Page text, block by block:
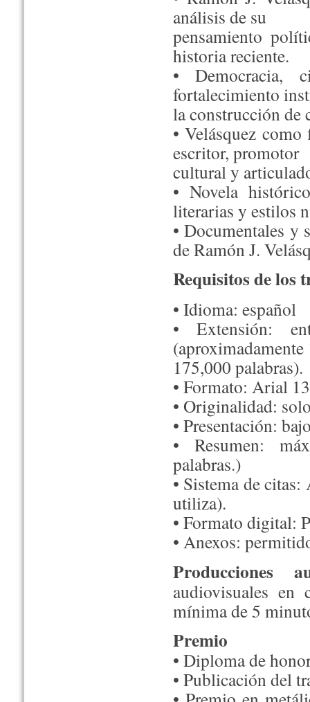
análisis de su
pensamiento
historia reciente.
• Democracia,
fortalecimiento
la construcción de
• Velásquez
escritor, promotor
cultural y
• Novela
literarias y estilos
• Documentales y
de Ramón J.
Requisitos de los
• Idioma: español
• Extensión:
(aproximadamente
175,000 palabras).
• Formato: Arial
• Originalidad:
• Presentación:
• Resumen:
palabras.)
• Sistema de
utiliza).
• Formato digital:
• Anexos:
Producciones
audiovisuales en
mínima de 5
Premio
• Diploma de
• Publicación del